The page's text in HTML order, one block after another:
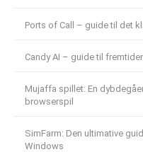
Ports of Call – guide til det
Candy AI – guide til
Mujaffa spillet: En
browserspil
SimFarm: Den ultimative
Windows